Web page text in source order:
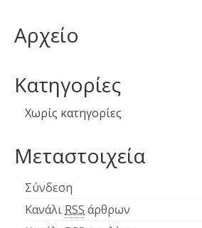
Αρχείο
Kατηγορίες
Χωρίς κατηγορίες
Μεταστοιχεία
Σύνδεση
Κανάλι RSS άρθρων